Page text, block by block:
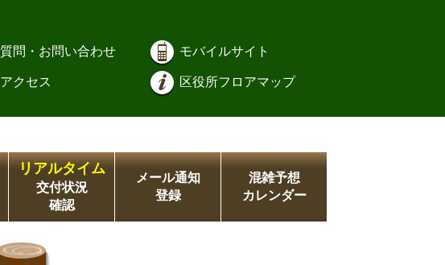
質問・お問い合わせ モバイルサイト
アクセス 区役所フロアマップ
リアルタイム
交付状況
確認
メール通知
登録
混雑予想
カレンダー